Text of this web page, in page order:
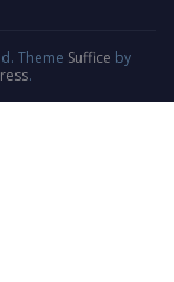
Theme Suffice by
.